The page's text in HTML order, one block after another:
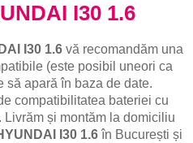
I30 1.6
I30 1.6 vă recomandăm una
(este posibil uneori ca
să apară în baza de date.
compatibilitatea bateriei cu
Livrăm și montăm la domiciliu
I30 1.6în București și